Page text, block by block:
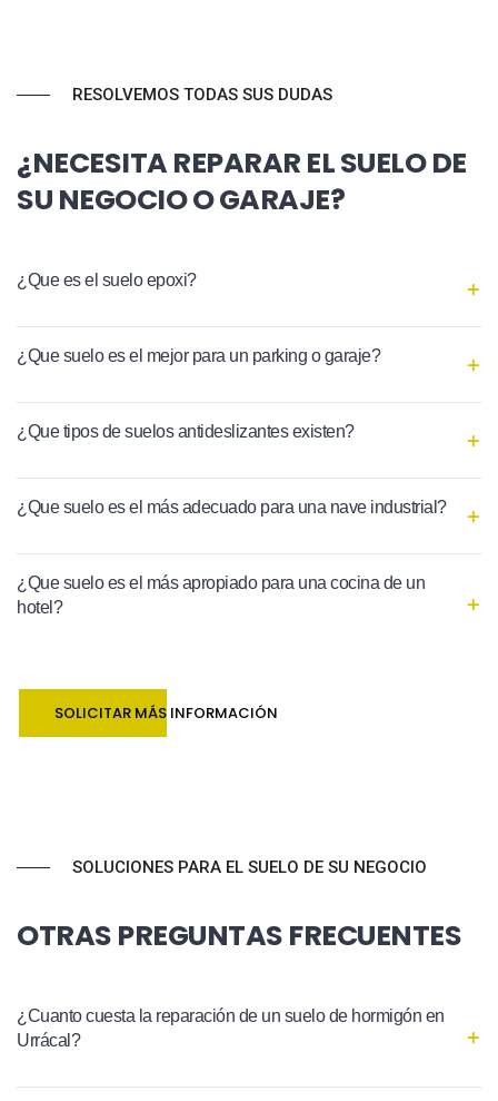
RESOLVEMOS TODAS SUS DUDAS
¿NECESITA REPARAR EL SUELO DE
SU NEGOCIO O GARAJE?
¿Que es el suelo epoxi?
¿Que suelo es el mejor para un parking o garaje?
¿Que tipos de suelos antideslizantes existen?
¿Que suelo es el más adecuado para una nave industrial?
¿Que suelo es el más apropiado para una cocina de un
hotel?
SOLICITAR MÁS INFORMACIÓN
SOLUCIONES PARA EL SUELO DE SU NEGOCIO
OTRAS PREGUNTAS FRECUENTES
¿Cuanto cuesta la reparación de un suelo de hormigón en
Urrácal?